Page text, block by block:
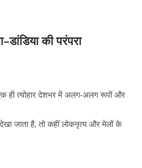
की परंपरा
ही त्योहार देशभर में अलग-अलग रूपों और
जाता है, तो कहीं लोकनृत्य और मेलों के